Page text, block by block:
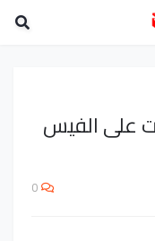
على الفيس
0